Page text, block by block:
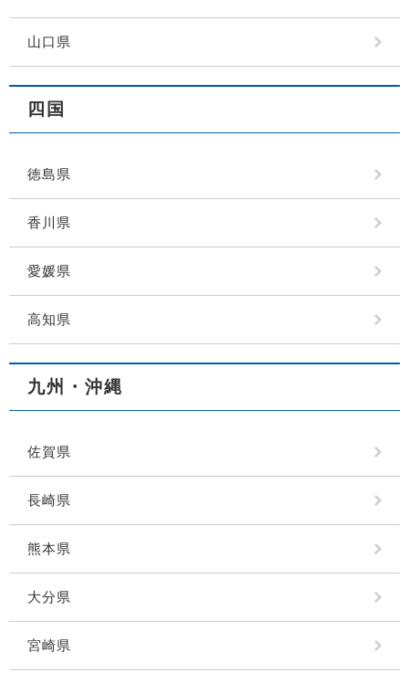
山口県
四国
徳島県
香川県
愛媛県
高知県
九州・沖縄
佐賀県
長崎県
熊本県
大分県
宮崎県